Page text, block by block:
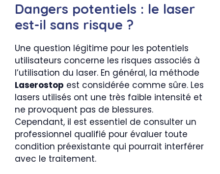
Dangers potentiels : le laser
est-il sans risque ?
Une question légitime pour les potentiels
utilisateurs concerne les risques associés à
l’utilisation du laser. En général, la méthode
Laserostop est considérée comme sûre. Les
lasers utilisés ont une très faible intensité et
ne provoquent pas de blessures.
Cependant, il est essentiel de consulter un
professionnel qualifié pour évaluer toute
condition préexistante qui pourrait interférer
avec le traitement.